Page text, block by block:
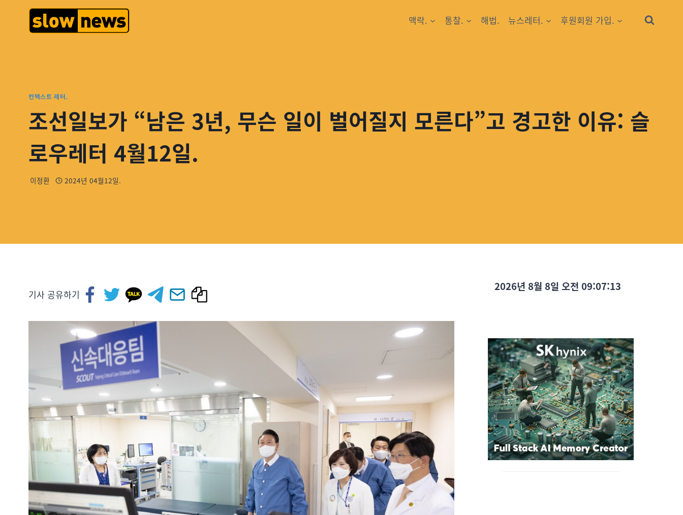
맥락. 통찰. 해법. 뉴스레터. 후원회원 가입.
컨텍스트 레터.
조선일보가 “남은 3년, 무슨 일이 벌어질지 모른다”고 경고한 이유: 슬
로우레터 4월12일.
이정환 2024년 04월12일.
기사 공유하기
2026년 8월 8일 오전 09:07:15